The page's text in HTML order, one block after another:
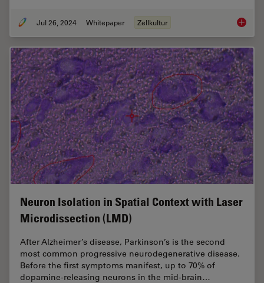
Jul 26, 2024 Whitepaper Zellkultur AI
Neuron Isolation in Spatial Context with Laser
Microdissection (LMD)
After Alzheimer’s disease, Parkinson’s is the second
most common progressive neurodegenerative disease.
Before the first symptoms manifest, up to 70% of
dopamine-releasing neurons in the mid-brain…